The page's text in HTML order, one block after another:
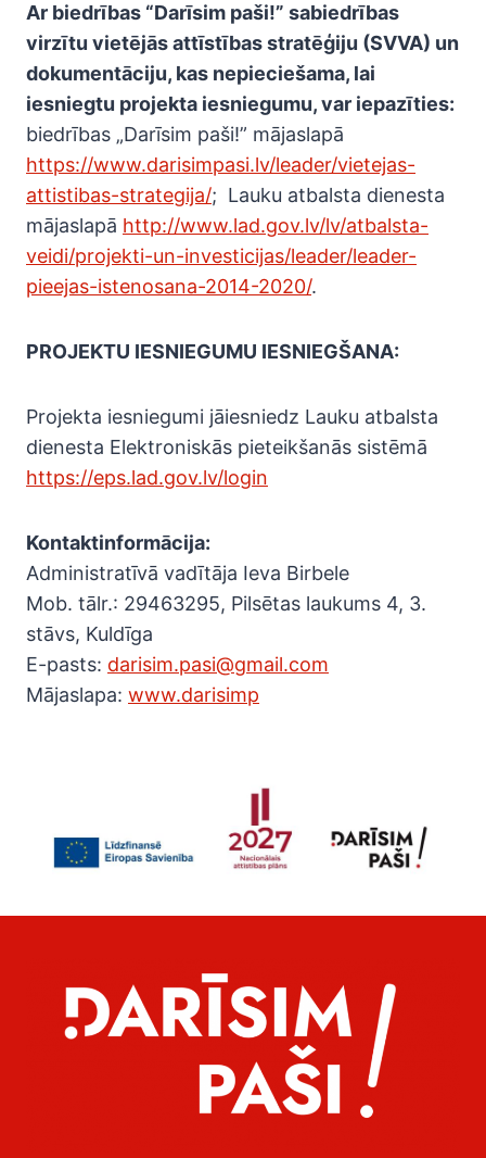
Ar biedrības “Darīsim paši!” sabiedrības
virzītu vietējās attīstības stratēģiju (SVVA) un
dokumentāciju, kas nepieciešama, lai
iesniegtu projekta iesniegumu, var iepazīties:
biedrības „Darīsim paši!” mājaslapā
https://www.darisimpasi.lv/leader/vietejas-
attistibas-strategija/; Lauku atbalsta dienesta
mājaslapā http://www.lad.gov.lv/lv/atbalsta-
veidi/projekti-un-investicijas/leader/leader-
pieejas-istenosana-2014-2020/.
PROJEKTU IESNIEGUMU IESNIEGŠANA:
Projekta iesniegumi jāiesniedz Lauku atbalsta
dienesta Elektroniskās pieteikšanās sistēmā
https://eps.lad.gov.lv/login
Kontaktinformācija:
Administratīvā vadītāja Ieva Birbele
Mob. tālr.: 29463295, Pilsētas laukums 4, 3.
stāvs, Kuldīga
E-pasts: darisim.pasi@gmail.com
Mājaslapa: www.darisimp